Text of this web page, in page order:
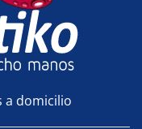
a domicilio